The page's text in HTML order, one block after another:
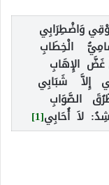
وَاضْطِرَابِي
الْخِطَابِ
الإِهَابِ
شَبَابِي
الصَّوَابِ
لاَ أُحَابِي[1]